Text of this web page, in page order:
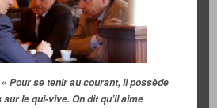
Pour se tenir au courant, il possède
le qui-vive. On dit qu’il aime